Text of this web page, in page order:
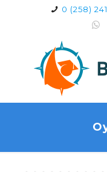
0 (258) 241